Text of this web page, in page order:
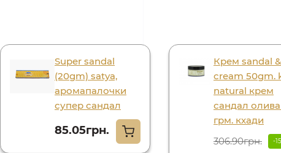
Super sandal
(20gm) satya,
аромапалочки
супер сандал
85.05грн.
Крем sandal
cream 50gm.
natural крем
сандал
грм. кхади
306.90грн.
-